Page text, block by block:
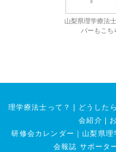
山梨県理学療法
バーもこち
理学療法士って？ どうした
会紹介
研修会カレンダー
山梨県理
会報誌 サポータ